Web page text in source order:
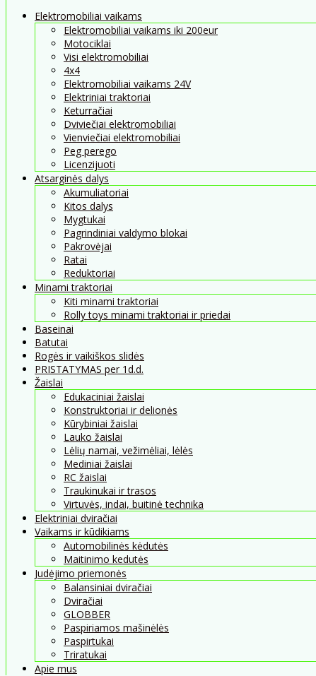
Elektromobiliai vaikams
Elektromobiliai vaikams iki 200eur
Motociklai
Visi elektromobiliai
4x4
Elektromobiliai vaikams 24V
Elektriniai traktoriai
Keturračiai
Dviviečiai elektromobiliai
Vienviečiai elektromobiliai
Peg perego
Licenzijuoti
Atsarginės dalys
Akumuliatoriai
Kitos dalys
Mygtukai
Pagrindiniai valdymo blokai
Pakrovėjai
Ratai
Reduktoriai
Minami traktoriai
Kiti minami traktoriai
Rolly toys minami traktoriai ir priedai
Baseinai
Batutai
Rogės ir vaikiškos slidės
PRISTATYMAS per 1d.d.
Žaislai
Edukaciniai žaislai
Konstruktoriai ir delionės
Kūrybiniai žaislai
Lauko žaislai
Lėlių namai, vežimėliai, lėlės
Mediniai žaislai
RC žaislai
Traukinukai ir trasos
Virtuvės, indai, buitinė technika
Elektriniai dviračiai
Vaikams ir kūdikiams
Automobilinės kėdutės
Maitinimo kedutės
Judėjimo priemonės
Balansiniai dviračiai
Dviračiai
GLOBBER
Paspiriamos mašinėlės
Paspirtukai
Triratukai
Apie mus